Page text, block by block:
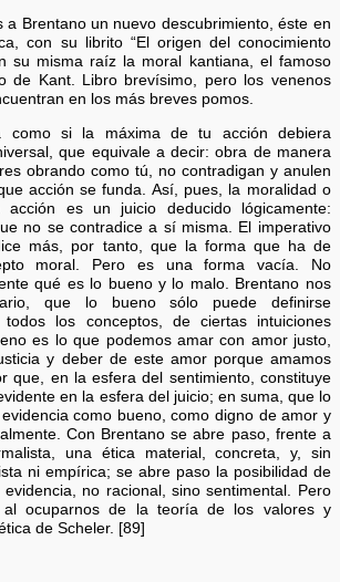
a Brentano un nuevo descubrimiento, éste en
con su librito “El origen del conocimiento
su misma raíz la moral kantiana, el famoso
de Kant. Libro brevísimo, pero los venenos
en los más breves pomos.
como si la máxima de tu acción debiera
que equivale a decir: obra de manera
obrando como tú, no contradigan y anulen
acción se funda. Así, pues, la moralidad o
acción es un juicio deducido lógicamente:
no se contradice a sí misma. El imperativo
más, por tanto, que la forma que ha de
moral. Pero es una forma vacía. No
qué es lo bueno y lo malo. Brentano nos
que lo bueno sólo puede definirse
todos los conceptos, de ciertas intuiciones
es lo que podemos amar con amor justo,
y deber de este amor porque amamos
que, en la esfera del sentimiento, constituye
en la esfera del juicio; en suma, que lo
como bueno, como digno de amor y
Con Brentano se abre paso, frente a
una ética material, concreta, y, sin
ni empírica; se abre paso la posibilidad de
no racional, sino sentimental. Pero
al ocuparnos de la teoría de los valores y
de Scheler. [89]